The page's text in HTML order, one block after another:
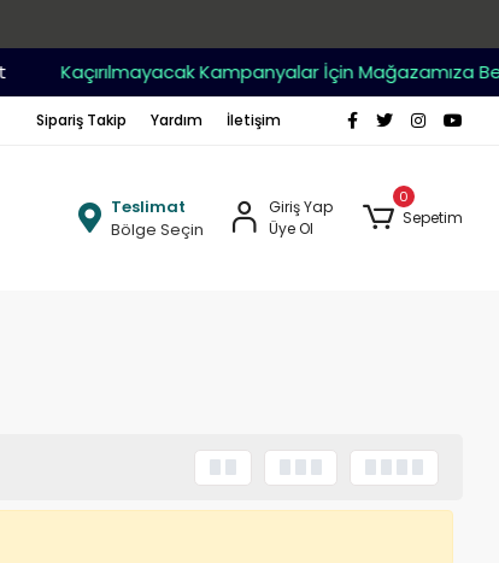
Kaçırılmayacak Kampanyalar İçin Mağazamıza
Sipariş Takip Yardım İletişim
Teslimat
Bölge Seçin
Giriş Yap
Üye Ol
0
Sepetim